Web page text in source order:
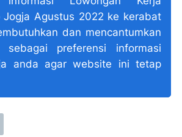
Jogja Agustus 2022 ke kerabat
dan mencantumkan
sebagai preferensi informasi
anda agar website ini tetap